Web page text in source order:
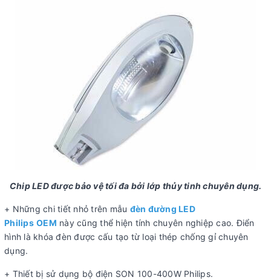
Chip LED được bảo vệ tối đa bởi lớp thủy tinh chuyên dụng.
+ Những chi tiết nhỏ trên mẫu đèn đường LED
Philips OEM này cũng thể hiện tính chuyên nghiệp cao. Điển
hình là khóa đèn được cấu tạo từ loại thép chống gỉ chuyên
dụng.
+ Thiết bị sử dụng bộ điện SON 100-400W Philips.